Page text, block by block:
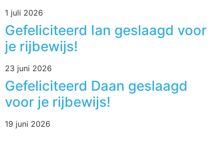
1 juli 2026
Gefeliciteerd Ian geslaagd voor
je rijbewijs!
23 juni 2026
Gefeliciteerd Daan geslaagd
voor je rijbewijs!
19 juni 2026